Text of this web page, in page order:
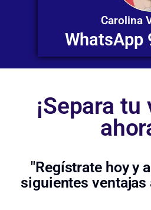
Carolina
WhatsApp
¡Separa
"Regístrate hoy y
siguientes